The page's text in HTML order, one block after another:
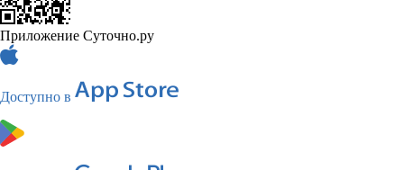
Приложение Суточно.ру
Доступно в